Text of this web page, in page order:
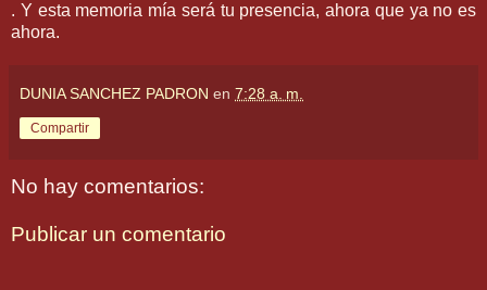
. Y esta memoria mía será tu presencia, ahora que ya no es
ahora.
DUNIA SANCHEZ PADRON en 7:28 a. m.
Compartir
No hay comentarios:
Publicar un comentario